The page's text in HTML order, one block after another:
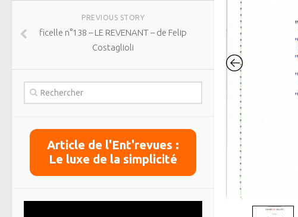
PREVIOUS STORY
ficelle n°138 – LE REVENANT – de Felip
Costaglioli
Article de l'Ent'revues :
Le luxe de la simplicité